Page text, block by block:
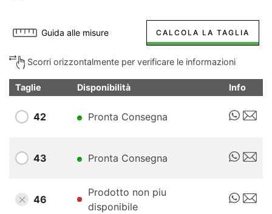
Guida alle misure CALCOLA LA TAGLIA
Scorri orizzontalmente per verificare le informazioni
Taglie Disponibilità Info
42 Pronta Consegna
43 Pronta Consegna
46
Prodotto non piu
disponibile